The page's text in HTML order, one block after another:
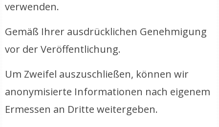
verwenden.
Gemäß Ihrer ausdrücklichen Genehmigung
vor der Veröffentlichung.
Um Zweifel auszuschließen, können wir
anonymisierte Informationen nach eigenem
Ermessen an Dritte weitergeben.